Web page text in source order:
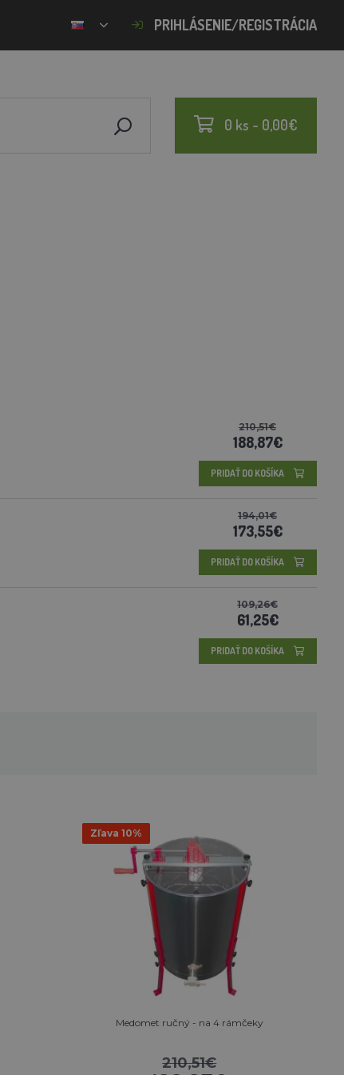
PRIHLÁSENIE/REGISTRÁCIA
0 ks - 0,00€
210,51€
188,87€
PRIDAŤ DO KOŠÍKA
194,01€
173,55€
PRIDAŤ DO KOŠÍKA
109,26€
61,25€
PRIDAŤ DO KOŠÍKA
Zľava 10%
Medomet ručný - na 4 rámčeky
210,51€